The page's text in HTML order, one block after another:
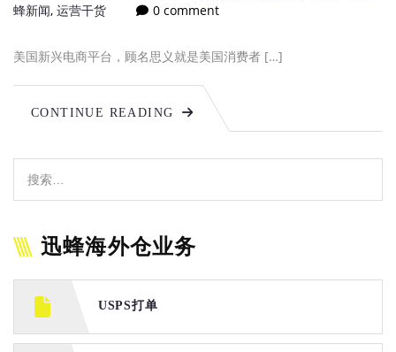
蜂新闻, 运营干货 0 comment
美国新兴电商平台，顾名思义就是美国消费者 […]
CONTINUE READING
迅蜂海外仓业务
USPS打单